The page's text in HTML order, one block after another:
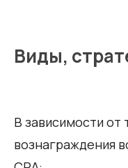
Виды,
В зависимости от
вознаграждения